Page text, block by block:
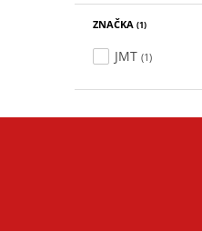
ZNAČKA (1)
JMT (1)